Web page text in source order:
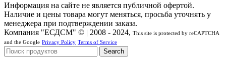
Информация на сайте не является публичной офертой.
Наличие и цены товара могут меняться, просьба уточнять у
менеджера при подтверждении заказа.
Компания "ЕСДСМ" © | 2008 - 2024, This site is protected by reCAPTCHA
and the Google Privacy Policy Terms of Service
Search